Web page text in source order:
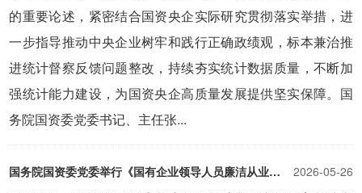
的重要论述，紧密结合国资央企实际研究贯彻落实举措，进
一步指导推动中央企业树牢和践行正确政绩观，标本兼治推
进统计督察反馈问题整改，持续夯实统计数据质量，不断加
强统计能力建设，为国资央企高质量发展提供坚实保障。国
务院国资委党委书记、主任张...
2026-05-26
国务院国资委党委举行《国有企业领导人员廉洁从业规定》专题学习推动干净担当廉洁从业 为做强做优做大国有企业和国有资本提供坚强保障